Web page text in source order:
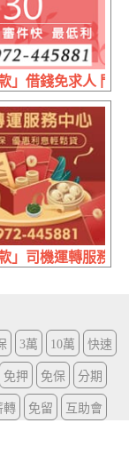
求人 | 資金支援
」借錢免求人 門
內還款免息
款」司機運轉服務
3萬 10萬 快速
免押 免保 分期
轉 免留 互助會